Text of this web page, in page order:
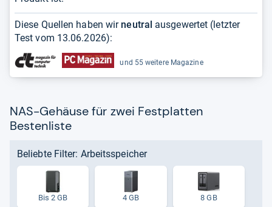
sich
mit
Diese Quellen haben wir neutral ausgewertet (letzter
Test vom 13.06.2026):
und 55 weitere Magazine
NAS-Gehäuse für zwei Festplatten
Bestenliste
Beliebte Filter: Arbeitsspeicher
Bis 2 GB 4 GB 8 GB